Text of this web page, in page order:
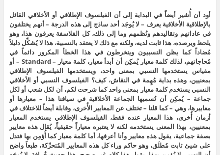
أود أن أُشير أيضاً في البداية إلى أن الفيلسوف الإطلاقي أو الأخلاقي القائل
بالإطلاقية الأخلاقية يعرف – لا يُوجَد أحد ساذج إلى هذه الدرجة – أنهم يختلفون
في عاداتهم وتقاليدهم ونُظمهم وما إلى ذلك، كل الفلاسفة يعرفون هذا، وهو
يلحظ ويرصده، هذا ثابت لديه، ولكنه مع ذلك لا يعتقد بالنسبية، هذا لا يُشكِّل دليلاً
مُضاداً كما يظن النسبيون وينخرطون في هذا الخطأ المكرور دائماً في
مُحاجاتهم، لذلك كلمة معيار يُمكِن أن أبدأ معيار، كلمة معيار – Standard – أو
مقياس يستخدمها النسبي بمعنى واحد، ويستخدمها الفيلسوف الإطلاقي
بمعنيين، وهذه بداية مُهِمة في النقاش، كيف؟ الفيلسوف النسبي أو الأخلاقي
النسبي يستخدم كلمة معيار بمعنى واحد كما شرحت لكم، أن لكل شعب أو لكل
جماعة – يُمكِن أن نُسميها الجماعة الأخلاقية في سياقنا هذا – معيارها أو
معاييرها، وهي – كما قلنا – تختلف عن المعايير الأُخرى، وقابلة أيضاً للاختلاف في
أزمان أُخرى، هذا المعيار عنده فقط، الفيلسوف الإطلاقي يستخدم المعيار
بمعنيين، بهذا المعنى يستخدمه لكنه لا يعتبره معياراً حقيقياً، يُقال هذه معايير
بصفة جماعية، يقول هذه معايير وأنا أعرفها، أما كلمة معيار كما أُؤمِن بها فتدل
على شيئ ثابت مُطلَق، وهو حاكم وراء كل هذه المعايير المُتحرِّكة، طبعاً واضح